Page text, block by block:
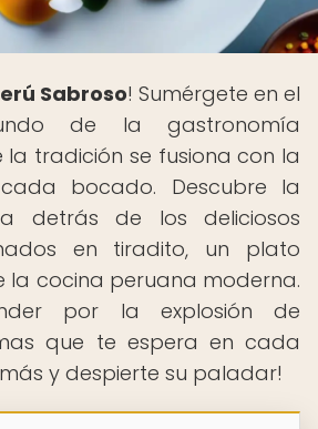
Sabroso! Sumérgete en el
de la gastronomía
tradición se fusiona con la
bocado. Descubre la
detrás de los deliciosos
en tiradito, un plato
la cocina peruana moderna.
por la explosión de
que te espera en cada
y despierte su paladar!